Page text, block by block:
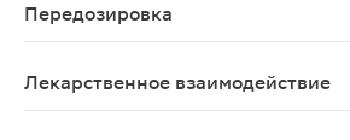
Передозировка
Лекарственное взаимодействие